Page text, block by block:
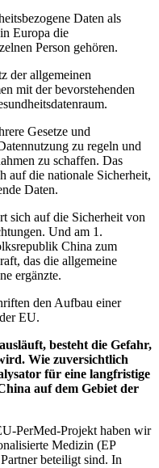
Daten als
Europa die
Person gehören.
der allgemeinen
mit der bevorstehenden
Gesetze und
zu regeln und
zu schaffen. Das
auf die nationale Sicherheit,
Daten.
sich auf die Sicherheit von
Und am 1.
China zum
das die allgemeine
ergänzte.
den Aufbau einer
EU.
besteht die Gefahr,
Wie zuversichtlich
für eine langfristige
auf dem Gebiet der
PerMed-Projekt haben wir
Medizin (EP
beteiligt sind. In